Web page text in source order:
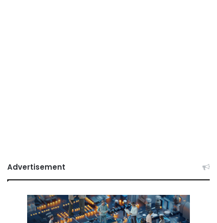
Advertisement